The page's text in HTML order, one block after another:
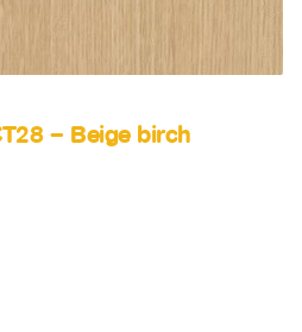
– Beige birch